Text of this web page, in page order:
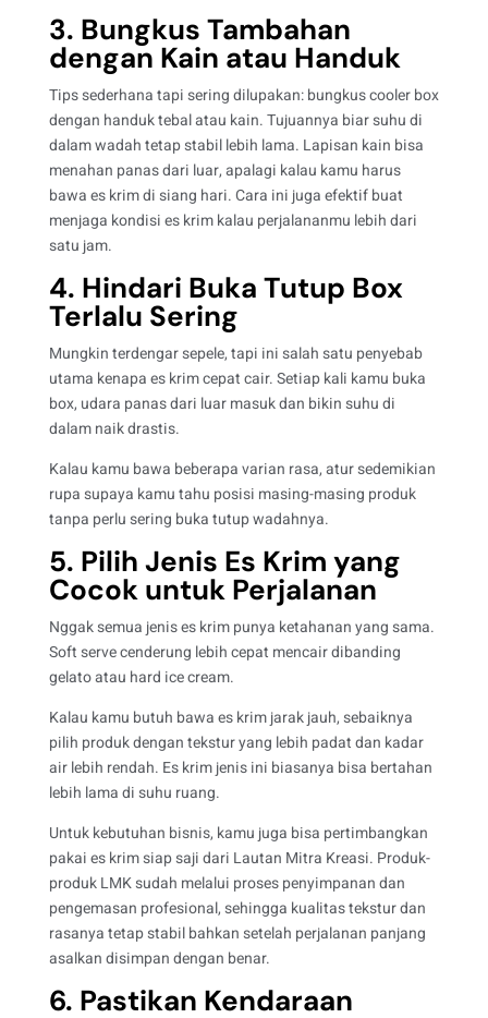
3. Bungkus Tambahan
dengan Kain atau Handuk
Tips sederhana tapi sering dilupakan: bungkus cooler box
dengan handuk tebal atau kain. Tujuannya biar suhu di
dalam wadah tetap stabil lebih lama. Lapisan kain bisa
menahan panas dari luar, apalagi kalau kamu harus
bawa es krim di siang hari. Cara ini juga efektif buat
menjaga kondisi es krim kalau perjalananmu lebih dari
satu jam.
4. Hindari Buka Tutup Box
Terlalu Sering
Mungkin terdengar sepele, tapi ini salah satu penyebab
utama kenapa es krim cepat cair. Setiap kali kamu buka
box, udara panas dari luar masuk dan bikin suhu di
dalam naik drastis.
Kalau kamu bawa beberapa varian rasa, atur sedemikian
rupa supaya kamu tahu posisi masing-masing produk
tanpa perlu sering buka tutup wadahnya.
5. Pilih Jenis Es Krim yang
Cocok untuk Perjalanan
Nggak semua jenis es krim punya ketahanan yang sama.
Soft serve cenderung lebih cepat mencair dibanding
gelato atau hard ice cream.
Kalau kamu butuh bawa es krim jarak jauh, sebaiknya
pilih produk dengan tekstur yang lebih padat dan kadar
air lebih rendah. Es krim jenis ini biasanya bisa bertahan
lebih lama di suhu ruang.
Untuk kebutuhan bisnis, kamu juga bisa pertimbangkan
pakaies krim siap saji dari Lautan Mitra Kreasi. Produk-
produk LMK sudah melalui proses penyimpanan dan
pengemasan profesional, sehingga kualitas tekstur dan
rasanya tetap stabil bahkan setelah perjalanan panjang
asalkan disimpan dengan benar.
6. Pastikan Kendaraan